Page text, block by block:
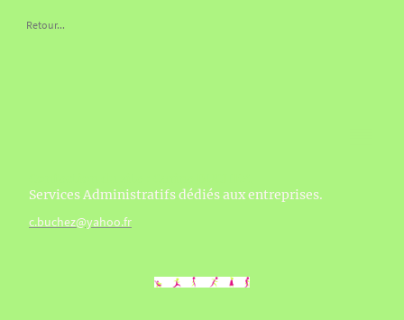
Retour...
Services Administratifs dédiés aux entreprises.
c.buchez@yahoo.fr